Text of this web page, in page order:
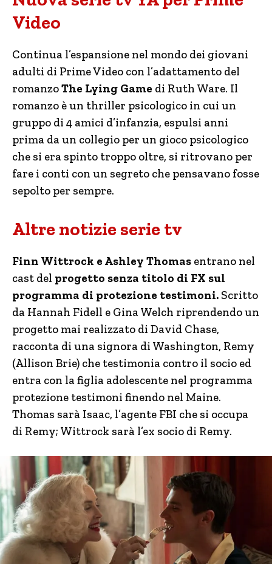
Video
Continua l’espansione nel mondo dei giovani
adulti di Prime Video con l’adattamento del
romanzoThe Lying Game di Ruth Ware. Il
romanzo è un thriller psicologico in cui un
gruppo di 4 amici d’infanzia, espulsi anni
prima da un collegio per un gioco psicologico
che si era spinto troppo oltre, si ritrovano per
fare i conti con un segreto che pensavano fosse
sepolto per sempre.
Altre notizie serie tv
Finn Wittrock e Ashley Thomas entrano nel
cast del progetto senza titolo di FX sul
programma di protezione testimoni. Scritto
da Hannah Fidell e Gina Welch riprendendo un
progetto mai realizzato di David Chase,
racconta di una signora di Washington, Remy
(Allison Brie) che testimonia contro il socio ed
entra con la figlia adolescente nel programma
protezione testimoni finendo nel Maine.
Thomas sarà Isaac, l’agente FBI che si occupa
di Remy; Wittrock sarà l’ex socio di Remy.